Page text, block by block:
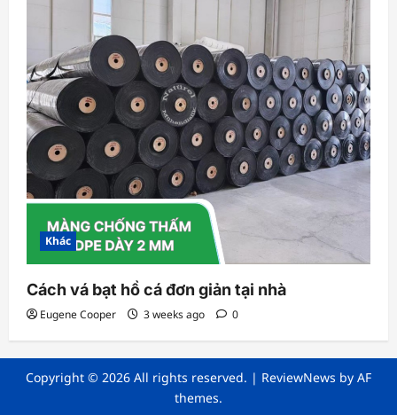
Khác
Cách vá bạt hồ cá đơn giản tại nhà
Eugene Cooper 3 weeks ago 0
Copyright © 2026 All rights reserved. | ReviewNews by AF
themes.